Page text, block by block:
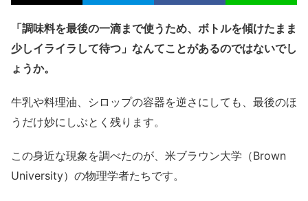
「調味料を最後の一滴まで使うため、ボトルを傾けたまま
少しイライラして待つ」なんてことがあるのではないでし
ょうか。
牛乳や料理油、シロップの容器を逆さにしても、最後のほ
うだけ妙にしぶとく残ります。
この身近な現象を調べたのが、米ブラウン大学（Brown
University）の物理学者たちです。